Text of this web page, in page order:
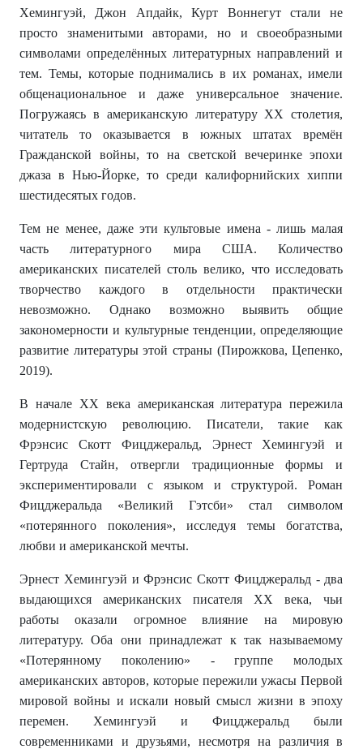
Хемингуэй, Джон Апдайк, Курт Воннегут стали не
просто знаменитыми авторами, но и своеобразными
символами определённых литературных направлений и
тем. Темы, которые поднимались в их романах, имели
общенациональное и даже универсальное значение.
Погружаясь в американскую литературу XX столетия,
читатель то оказывается в южных штатах времён
Гражданской войны, то на светской вечеринке эпохи
джаза в Нью-Йорке, то среди калифорнийских хиппи
шестидесятых годов.
Тем не менее, даже эти культовые имена - лишь малая
часть литературного мира США. Количество
американских писателей столь велико, что исследовать
творчество каждого в отдельности практически
невозможно. Однако возможно выявить общие
закономерности и культурные тенденции, определяющие
развитие литературы этой страны (Пирожкова, Цепенко,
2019).
В начале XX века американская литература пережила
модернистскую революцию. Писатели, такие как
Фрэнсис Скотт Фицджеральд, Эрнест Хемингуэй и
Гертруда Стайн, отвергли традиционные формы и
экспериментировали с языком и структурой. Роман
Фицджеральда «Великий Гэтсби» стал символом
«потерянного поколения», исследуя темы богатства,
любви и американской мечты.
Эрнест Хемингуэй и Фрэнсис Скотт Фицджеральд - два
выдающихся американских писателя XX века, чьи
работы оказали огромное влияние на мировую
литературу. Оба они принадлежат к так называемому
«Потерянному поколению» - группе молодых
американских авторов, которые пережили ужасы Первой
мировой войны и искали новый смысл жизни в эпоху
перемен. Хемингуэй и Фицджеральд были
современниками и друзьями, несмотря на различия в